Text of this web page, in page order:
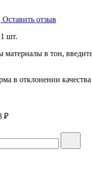
Оставить отзыв
шт.
в тон,
в отклонении
₽